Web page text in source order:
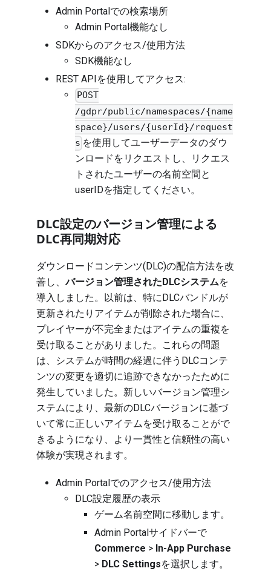
Admin Portalでの検索場所
Admin Portal機能なし
SDKからのアクセス/使用方法
SDK機能なし
REST APIを使用してアクセス:
POST
/gdpr/public/namespaces/{name
space}/users/{userId}/request
s を使用してユーザーデータのダウ
ンロードをリクエストし、リクエス
トされたユーザーの名前空間と
userIDを指定してください。
DLC設定のバージョン管理による
DLC再同期対応
ダウンロードコンテンツ(DLC)の配信方法を改
善し、バージョン管理されたDLCシステムを
導入しました。以前は、特にDLCバンドルが
更新されたりアイテムが削除された場合に、
プレイヤーが不完全またはアイテムの重複を
受け取ることがありました。これらの問題
は、システムが時間の経過に伴うDLCコンテ
ンツの変更を適切に追跡できなかったために
発生していました。新しいバージョン管理シ
ステムにより、最新のDLCバージョンに基づ
いて常に正しいアイテムを受け取ることがで
きるようになり、より一貫性と信頼性の高い
体験が実現されます。
Admin Portalでのアクセス/使用方法
DLC設定履歴の表示
ゲーム名前空間に移動します。
Admin Portalサイドバーで
Commerce > In-App Purchase
> DLC Settingsを選択します。